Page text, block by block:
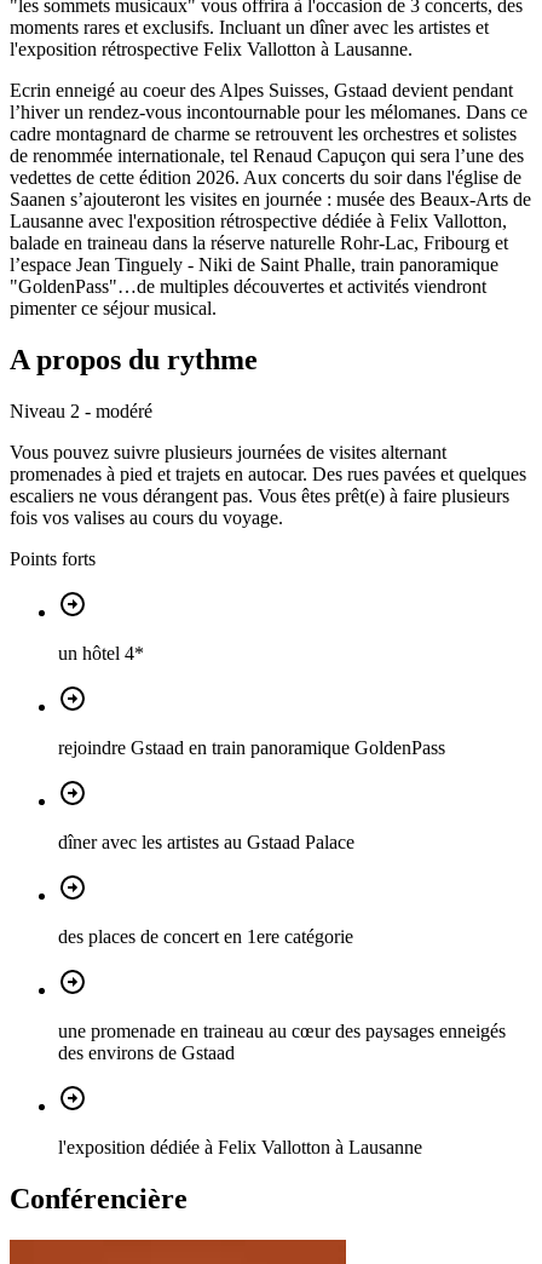
"les sommets musicaux" vous offrira à l'occasion de 3 concerts, des
moments rares et exclusifs. Incluant un dîner avec les artistes et
l'exposition rétrospective Felix Vallotton à Lausanne.
Ecrin enneigé au coeur des Alpes Suisses, Gstaad devient pendant
l’hiver un rendez-vous incontournable pour les mélomanes. Dans ce
cadre montagnard de charme se retrouvent les orchestres et solistes
de renommée internationale, tel Renaud Capuçon qui sera l’une des
vedettes de cette édition 2026. Aux concerts du soir dans l'église de
Saanen s’ajouteront les visites en journée : musée des Beaux-Arts de
Lausanne avec l'exposition rétrospective dédiée à Felix Vallotton,
balade en traineau dans la réserve naturelle Rohr-Lac, Fribourg et
l’espace Jean Tinguely - Niki de Saint Phalle, train panoramique
"GoldenPass"…de multiples découvertes et activités viendront
pimenter ce séjour musical.
A propos du rythme
Niveau 2 - modéré
Vous pouvez suivre plusieurs journées de visites alternant
promenades à pied et trajets en autocar. Des rues pavées et quelques
escaliers ne vous dérangent pas. Vous êtes prêt(e) à faire plusieurs
fois vos valises au cours du voyage.
Points forts
un hôtel 4*
rejoindre Gstaad en train panoramique GoldenPass
dîner avec les artistes au Gstaad Palace
des places de concert en 1ere catégorie
une promenade en traineau au cœur des paysages enneigés
des environs de Gstaad
l'exposition dédiée à Felix Vallotton à Lausanne
Conférencière